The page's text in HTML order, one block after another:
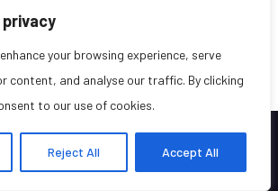
privacy
your browsing experience, serve
content, and analyse our traffic. By clicking
to our use of cookies.
Reject All Accept All
© Tous droits réservés.
parWP Charms